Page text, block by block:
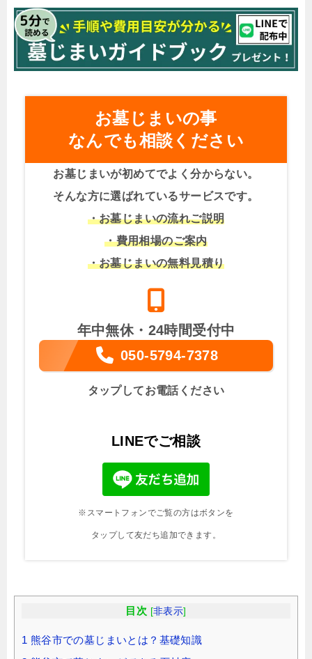
お墓じまいの事
なんでも相談ください
お墓じまいが初めてでよく分からない。
そんな方に選ばれているサービスです。
・お墓じまいの流れご説明
・費用相場のご案内
・お墓じまいの無料見積り
年中無休・24時間受付中
050-5794-7378
タップしてお電話ください
LINEでご相談
※スマートフォンでご覧の方はボタンを
タップして友だち追加できます。
目次 [非表示]
1 熊谷市での墓じまいとは？基礎知識